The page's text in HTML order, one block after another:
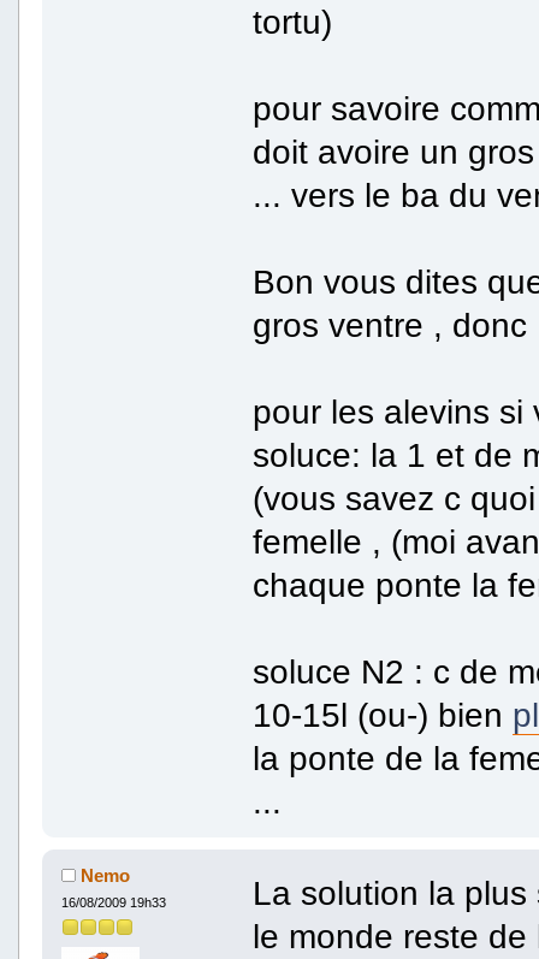
tortu)
pour savoire
doit avoire un
... vers le ba du
Bon vous dites
gros ventre ,
pour les alevins si
soluce: la 1 et de
(vous savez c
femelle , (moi
chaque ponte la
soluce N2 : c de
10-15l (ou-) bien
la ponte de la
...
Nemo
16/08/2009 19h33
La solution la
le monde reste